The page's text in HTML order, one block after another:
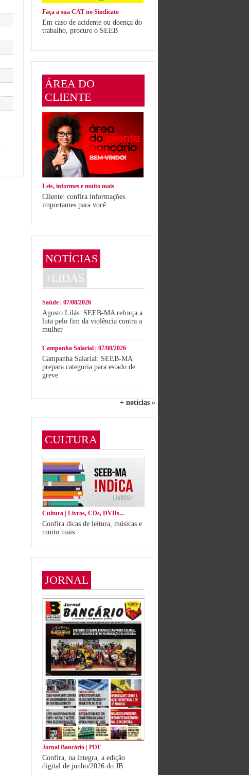
Faça a sua CAT no Sindicato
Em caso de acidente ou doença do
trabalho, procure o SEEB
ÁREA DO
CLIENTE
Leis, informes e muito mais
Cliente: confira informações
importantes para você
NOTÍCIAS
+LIDAS
Saúde | 07/08/2026
Agosto Lilás: SEEB-MA reforça a
luta pelo fim da violência contra a
mulher
Campanha Salarial | 07/08/2026
Campanha Salarial: SEEB-MA
prepara categoria para estado de
greve
+ notícias »
CULTURA
Cultura | Livros, CDs, DVDs...
Confira dicas de leitura, músicas e
muito mais
JORNAL
Jornal Bancário | PDF
Confira, na íntegra, a edição
digital de junho/2026 do JB